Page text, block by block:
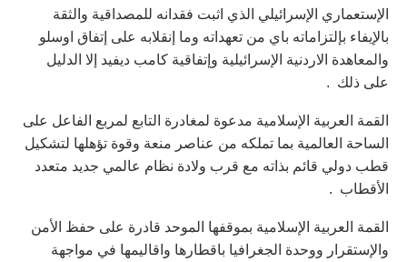
الإستعماري الإسرائيلي الذي اثبت فقدانه للمصداقية والثقة
بالإيفاء بإلتزاماته باي من تعهداته وما إنقلابه على إتفاق اوسلو
والمعاهدة الاردنية الإسرائيلية وإتفاقية كامب ديفيد إلا الدليل
على ذلك .
القمة العربية الإسلامية مدعوة لمغادرة التابع لمربع الفاعل على
الساحة العالمية بما تملكه من عناصر منعة وقوة تؤهلها لتشكيل
قطب دولي قائم بذاته مع قرب ولادة نظام عالمي جديد متعدد
الأقطاب .
القمة العربية الإسلامية بموقفها الموحد قادرة على حفظ الأمن
والإستقرار ووحدة الجغرافيا باقطارها واقاليمها في مواجهة